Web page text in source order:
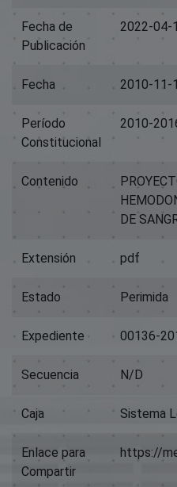
Fecha de
Publicación
2022-04-
Fecha 2010-11-
Período
Constitucional
2010-
Contenido
DE
Extensión pdf
Estado Perimida
Expediente 00136-
Secuencia N/D
Caja Sistema
Enlace para
Compartir
https://